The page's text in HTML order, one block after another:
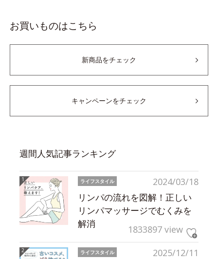
お買いものはこちら
新商品をチェック
キャンペーンをチェック
週間人気記事ランキング
2024/03/18
ライフスタイル
リンパの流れを図解！正しい
リンパマッサージでむくみを
解消
1833897 view
2025/12/11
ライフスタイル